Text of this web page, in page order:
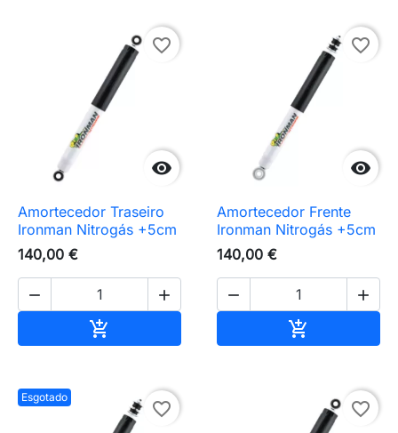

favorite_border
Amortecedor Traseiro
Ironman Nitrogás +5cm
140,00 €
 


favorite_border
Amortecedor Frente
Ironman Nitrogás +5cm
140,00 €
 

Esgotado
favorite_border favorite_border